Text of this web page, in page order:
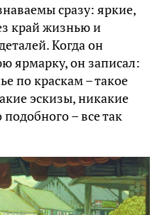
сразу: яркие,
край жизнью и
Когда он
ярмарку, он записал:
по краскам – такое
эскизы, никакие
– все так